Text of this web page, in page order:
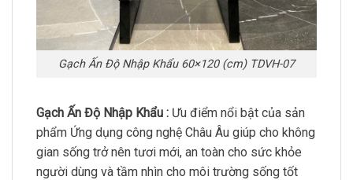
Gạch Ấn Độ Nhập Khẩu 60×120 (cm) TDVH-07
Gạch Ấn Độ Nhập Khẩu : Ưu điểm nổi bật của sản
phẩm Ứng dụng công nghệ Châu Âu giúp cho không
gian sống trở nên tươi mới, an toàn cho sức khỏe
người dùng và tầm nhìn cho môi trường sống tốt